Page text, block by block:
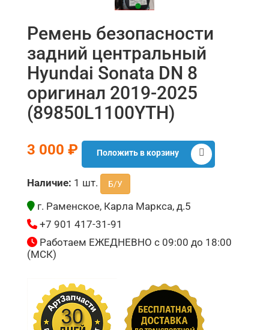
Ремень безопасности
задний центральный
Hyundai Sonata DN 8
оригинал 2019-2025
(89850L1100YTH)
3 000 ₽ Положить в корзину
Наличие: 1 шт. Б/У
г. Раменское, Карла Маркса, д.5
+7 901 417-31-91
Работаем ЕЖЕДНЕВНО с 09:00 до 18:00
(МСК)